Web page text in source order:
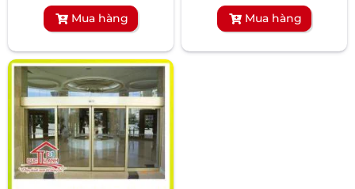
Mua hàng Mua hàng